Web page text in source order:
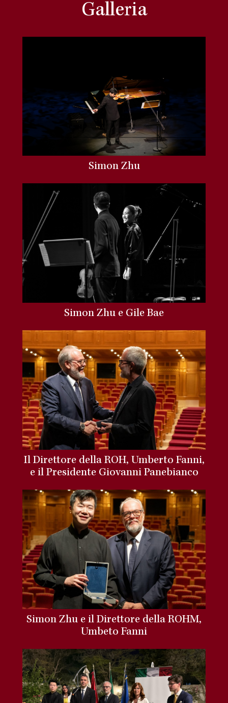
Galleria
Simon Zhu
Simon Zhu e Gile Bae
Il Direttore della ROH, Umberto Fanni,
e il Presidente Giovanni Panebianco
Simon Zhu e il Direttore della ROHM,
Umbeto Fanni